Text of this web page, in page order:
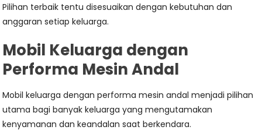
Pilihan terbaik tentu disesuaikan dengan kebutuhan dan
anggaran setiap keluarga.
Mobil Keluarga dengan
Performa Mesin Andal
Mobil keluarga dengan performa mesin andal menjadi pilihan
utama bagi banyak keluarga yang mengutamakan
kenyamanan dan keandalan saat berkendara.